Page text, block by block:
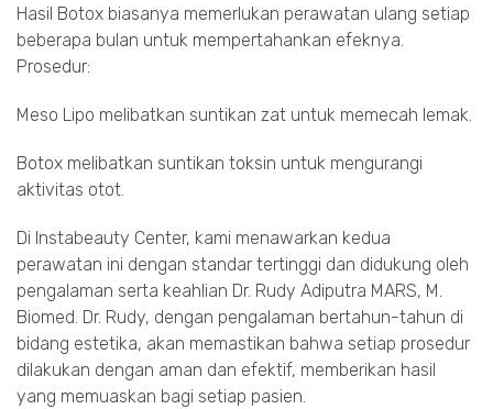
Hasil Botox biasanya memerlukan perawatan ulang setiap
beberapa bulan untuk mempertahankan efeknya.
Prosedur:
Meso Lipo melibatkan suntikan zat untuk memecah lemak.
Botox melibatkan suntikan toksin untuk mengurangi
aktivitas otot.
Di Instabeauty Center, kami menawarkan kedua
perawatan ini dengan standar tertinggi dan didukung oleh
pengalaman serta keahlian Dr. Rudy Adiputra MARS, M.
Biomed. Dr. Rudy, dengan pengalaman bertahun-tahun di
bidang estetika, akan memastikan bahwa setiap prosedur
dilakukan dengan aman dan efektif, memberikan hasil
yang memuaskan bagi setiap pasien.